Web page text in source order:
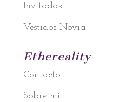
Invitadas
Vestidos Novia
Ethereality
Contacto
Sobre mi